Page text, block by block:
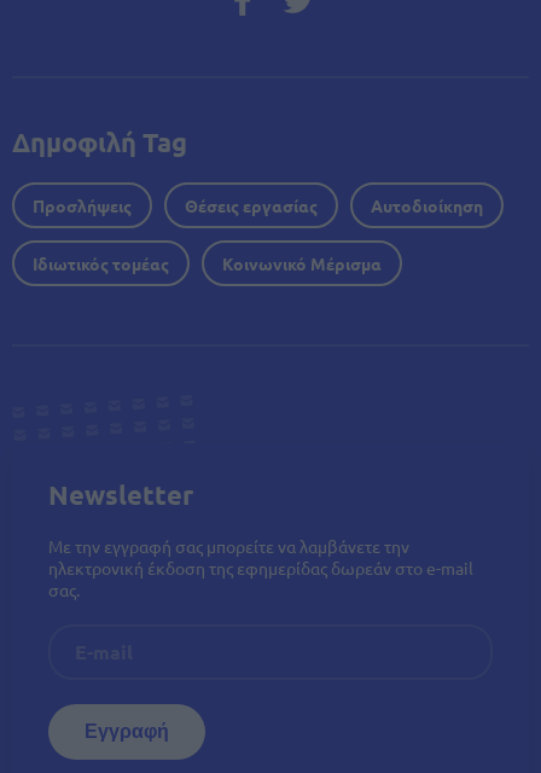
Δημοφιλή Tag
Προσλήψεις Θέσεις εργασίας Αυτοδιοίκηση
Ιδιωτικός τομέας Κοινωνικό Μέρισμα
Newsletter
Με την εγγραφή σας μπορείτε να λαμβάνετε την
ηλεκτρονική έκδοση της εφημερίδας δωρεάν στο e-mail
σας.